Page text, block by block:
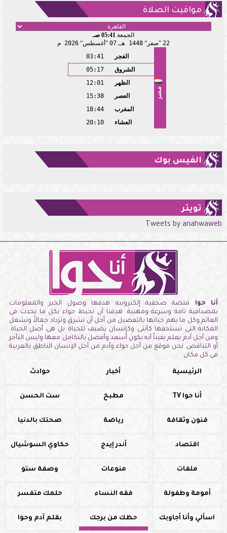
مواقيت الصلاة
الجمعة 05:41 صـ
22 صفر 1448 هـ 07 أغسطس 2026 م
مصر
الفجر
03:41
الشروق
05:17
الظهر
12:01
العصر
15:38
المغرب
18:44
العشاء
20:10
الفيس بوك
تويتر
Tweets by anahwaweb
أنا حوا منصة صحفية إلكترونيه هدفها وصول الخبر والمعلومات
بمصداقية تامة وسرعة ومهنية. هدفنا أن نحيط حواء بكل ما يحدث فى
العالم وكل ما يهم حياتها بالتفصيل من أجل أن تشرق وتزداد جمالاً وتشغل
المكانة التى تستحقها كأنثى وكإنسان يضيف للحياة بل هى أصل الحياة.
ومن أجل آدم يعلم يقيناً أنه يكون أسعد وأفضل بالتكامل معها وليس التأخر
أو التناقض. نحن موقع من أجل حواء وآدم من أجل الإنسان الناطق بالعربية
فى كل مكان.
الرئيسية أخبار حوادث
أنا حوا TV مطبخ ست الحسن
فنون وثقافة رياضة صحتك بالدنيا
اقتصاد أندر إيدج حكاوي السوشيال
ملفات منوعات وصفة ستو
أمومة وطفولة فقه النساء حلمك متفسر
اسألي وأنا أجاوبك حظك من برجك بقلم آدم وحوا